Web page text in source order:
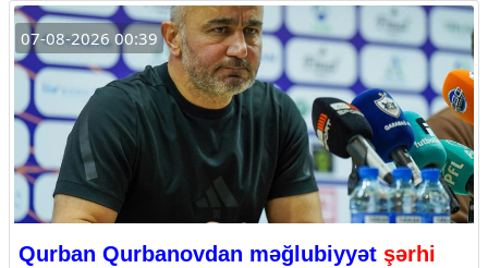
07-08-2026 00:39
Qurban Qurbanovdan məğlubiyyət şərhi